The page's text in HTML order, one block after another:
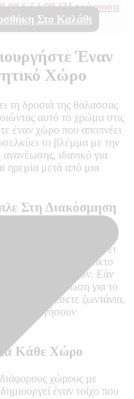
€.54,00€Η τρέχουσα
Στο Καλάθι
Έναν
Χώρο
τη δροσιά της θάλασσας
αυτό το χρώμα στις
έναν χώρο που αποπνέει
το βλέμμα με την
ιδανικό για
ηρεμία μετά από μια
Στη Διακόσμηση
μπλε μπορεί να δώσει
χρώμα είναι ευέλικτο
τύπους χώρων. Εάν
απαλή απόχρωση για το
να προσθέσετε ζωντάνια,
δημιουργήσουν
Κάθε Χώρο
χώρους με
έναν τοίχο που